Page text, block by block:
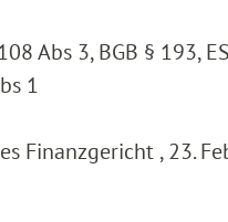
Abs 3, BGB § 193,
1
Finanzgericht , 23.